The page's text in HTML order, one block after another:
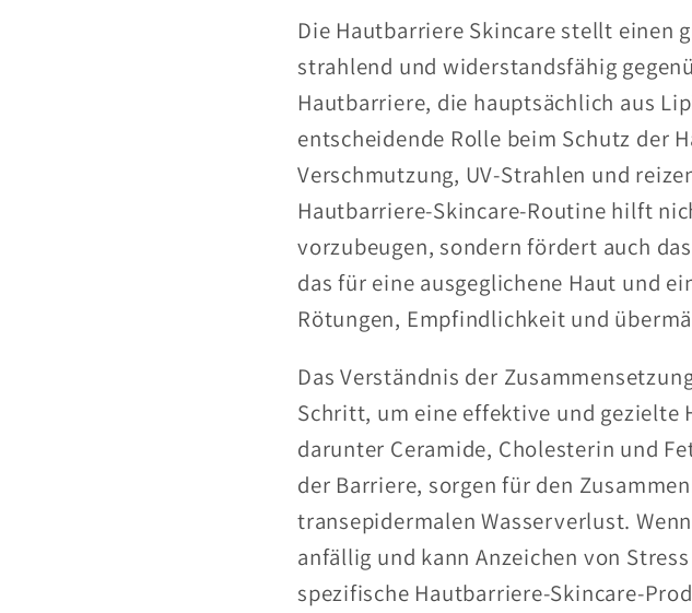
Die Hautbarriere Skincare stellt einen
strahlend und widerstandsfähig
Hautbarriere, die hauptsächlich aus
entscheidende Rolle beim Schutz der
Verschmutzung, UV-Strahlen und
Hautbarriere-Skincare-Routine hilft
vorzubeugen, sondern fördert auch
das für eine ausgeglichene Haut und
Rötungen, Empfindlichkeit und
Das Verständnis der
Schritt, um eine effektive und gezielte
darunter Ceramide, Cholesterin und
der Barriere, sorgen für den
transepidermalen Wasserverlust.
anfällig und kann Anzeichen von
spezifische Hautbarriere-Skincare-